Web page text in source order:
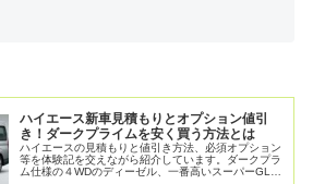
ハイエース新車見積もりとオプション値引
き！ダークプライムを安く買う方法とは
ハイエースの見積もりと値引き方法、必須オプション
等を体験記を交えながら紹介しています。ダークプラ
ム仕様の４WDのディーゼル、一番高いスーパーGLを